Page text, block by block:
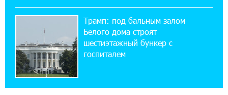
16:32:52 20-07-2026
Центр продаж и обслуживания Ucom в
Егварде возобновил работу по новому адресу
— ул. Ереванян, 3/47
15:44:07 17-07-2026
До 25% idcoin-ов при покупке авиабилетов
Трамп: под бальным залом
Белого дома строят
шестиэтажный бункер с
госпиталем